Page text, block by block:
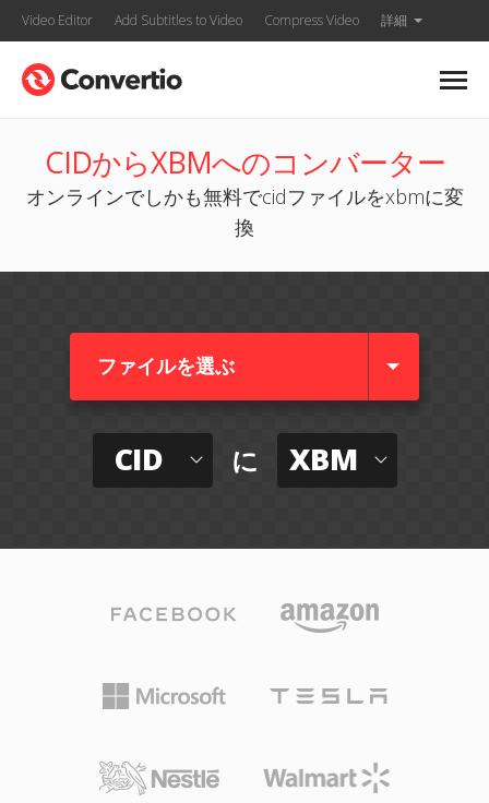
Video Editor Add Subtitles to Video Compress Video 詳細
CIDからXBMへのコンバーター
オンラインでしかも無料でcidファイルをxbmに変
換
ファイルを選ぶ
CID に XBM